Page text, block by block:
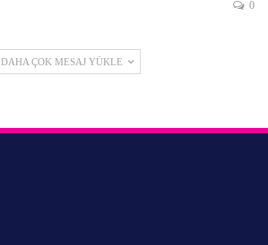
0
DAHA ÇOK MESAJ YÜKLE